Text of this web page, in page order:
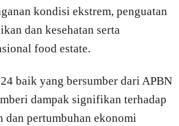
kondisi ekstrem, penguatan
dan kesehatan serta
food estate.
baik yang bersumber dari APBN
dampak signifikan terhadap
dan pertumbuhan ekonomi